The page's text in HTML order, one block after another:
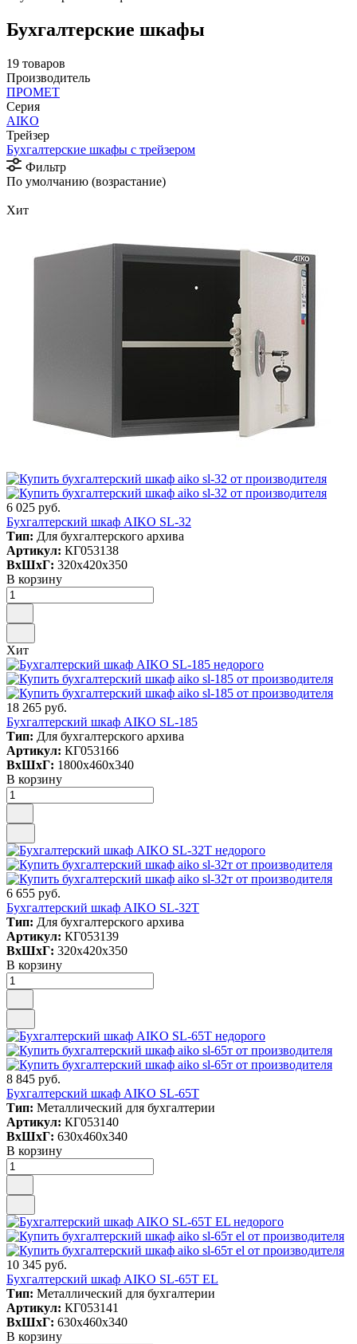
Бухгалтерские шкафы
19 товаров
Производитель
ПРОМЕТ
Серия
AIKO
Трейзер
Бухгалтерские шкафы с трейзером
Фильтр
По умолчанию (возрастание)
Хит
6 025 руб.
Бухгалтерский шкаф AIKO SL-32
Тип: Для бухгалтерского архива
Артикул: КГ053138
ВxШxГ: 320x420x350
В корзину
Хит
18 265 руб.
Бухгалтерский шкаф AIKO SL-185
Тип: Для бухгалтерского архива
Артикул: КГ053166
ВxШxГ: 1800x460x340
В корзину
6 655 руб.
Бухгалтерский шкаф AIKO SL-32Т
Тип: Для бухгалтерского архива
Артикул: КГ053139
ВxШxГ: 320x420x350
В корзину
8 845 руб.
Бухгалтерский шкаф AIKO SL-65Т
Тип: Металлический для бухгалтерии
Артикул: КГ053140
ВxШxГ: 630x460x340
В корзину
10 345 руб.
Бухгалтерский шкаф AIKO SL-65Т EL
Тип: Металлический для бухгалтерии
Артикул: КГ053141
ВxШxГ: 630x460x340
В корзину